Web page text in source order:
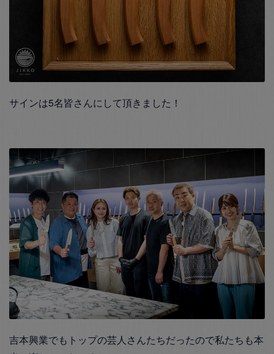
サインは5名皆さんにして頂きました！
吉本興業でもトップの芸人さんたちだったので私たちも本